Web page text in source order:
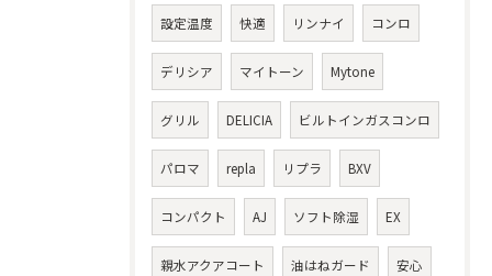
設定温度 快適 リンナイ コンロ
デリシア マイトーン Mytone
グリル DELICIA ビルトインガスコンロ
パロマ repla リプラ BXV
コンパクト AJ ソフト除湿 EX
親水アクアコート 油はねガード 安心